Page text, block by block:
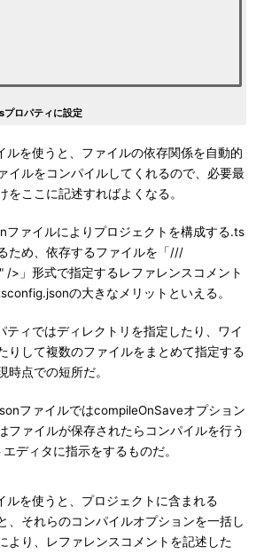
ロパティに設定
を使うと、ファイルの依存関係を自動的
イルをコンパイルしてくれるので、必要最
をここに記述すればよくなる。
ァイルによりプロジェクトを構成する.ts
ため、依存するファイルを「///
>」形式で指定するレファレンスコメント
の大きなメリットといえる。
ィではディレクトリを指定したり、ワイ
りして複数のファイルをまとめて指定する
時点での短所だ。
ファイルではcompileOnSaveオプション
ファイルが保存されたらコンパイルを行う
ディタに指示をするものだ。
を使うと、プロジェクトに含まれる
、それらのコンパイルオプションを一括し
より、レファレンスコメントを記述した